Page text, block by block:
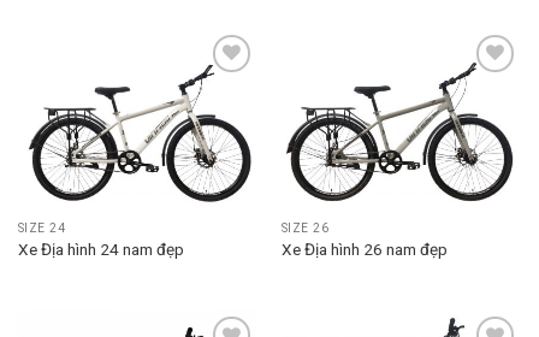
Add to
wishlist
SIZE 24
Xe Địa hình 24 nam đẹp
Add to
wishlist
SIZE 26
Xe Địa hình 26 nam đẹp